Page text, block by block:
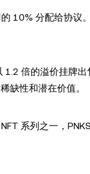
10% 分配给协议
倍的溢价挂牌
缺性和潜在价值。
系列之一，